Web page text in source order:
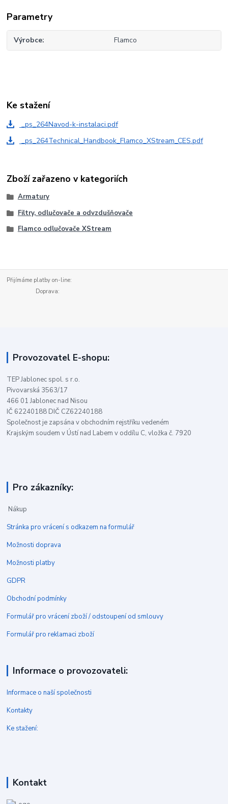
Parametry
Výrobce Flamco
Ke stažení
_ps_264Navod-k-instalaci.pdf
_ps_264Technical_Handbook_Flamco_XStream_CES.pdf
Zboží zařazeno v kategoriích
Armatury
Filtry, odlučovače a odvzdušňovače
Flamco odlučovače XStream
Přijímáme platby on-line:
Doprava:
Provozovatel E-shopu:
TEP Jablonec spol. s r.o.
Pivovarská 3563/17
466 01 Jablonec nad Nisou
IČ 62240188 DIČ CZ62240188
Společnost je zapsána v obchodním rejstříku vedeném
Krajským soudem v Ústí nad Labem v oddílu C, vložka č. 7920
Pro zákazníky:
Nákup
Stránka pro vrácení s odkazem na formulář
Možnosti doprava
Možnosti platby
GDPR
Obchodní podmínky
Formulář pro vrácení zboží / odstoupení od smlouvy
Formulář pro reklamaci zboží
Informace o provozovateli:
Informace o naší společnosti
Kontakty
Ke stažení:
Kontakt